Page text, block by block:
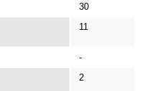
30
11
-
2